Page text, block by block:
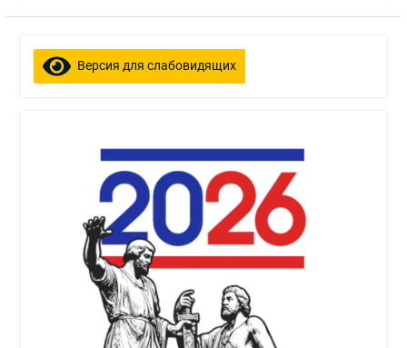
Версия для слабовидящих